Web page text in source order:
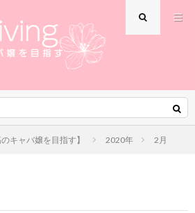
キャバ嬢を目指す】 2020年 2月